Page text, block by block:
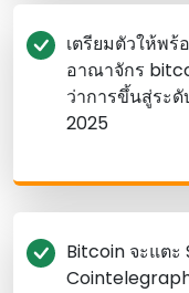
เตรียมตัวให้พ
อาณาจักร
ว่าการขึ้นสู่ระ
2025
Bitcoin จะแตะ